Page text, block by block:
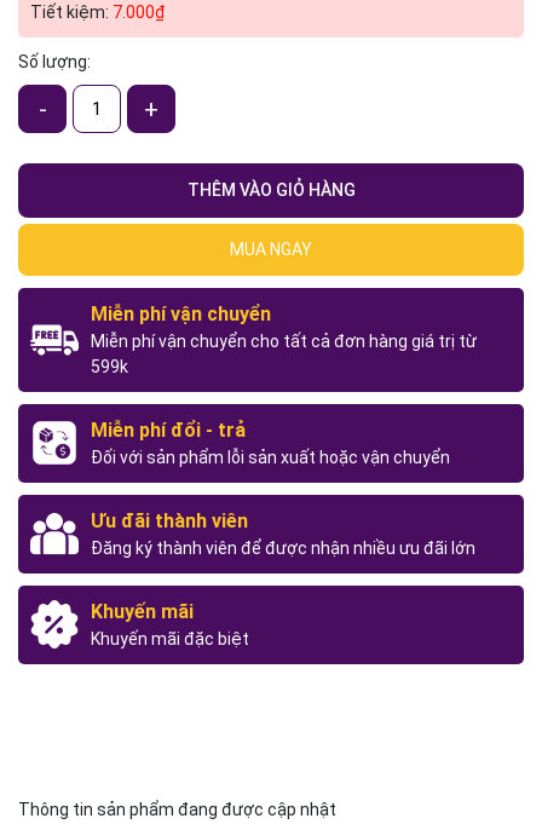
Tiết kiệm: 7.000₫
Số lượng:
- +
THÊM VÀO GIỎ HÀNG
MUA NGAY
Miễn phí vận chuyển
Miễn phí vận chuyển cho tất cả đơn hàng giá trị từ
599k
Miễn phí đổi - trả
Đối với sản phẩm lỗi sản xuất hoặc vận chuyển
Ưu đãi thành viên
Đăng ký thành viên để được nhận nhiều ưu đãi lớn
Khuyến mãi
Khuyến mãi đặc biệt
Thông tin sản phẩm đang được cập nhật